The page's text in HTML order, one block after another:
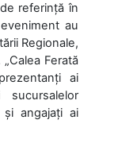
referință în
au
Regionale,
Ferată
ai
sucursalelor
și angajați ai